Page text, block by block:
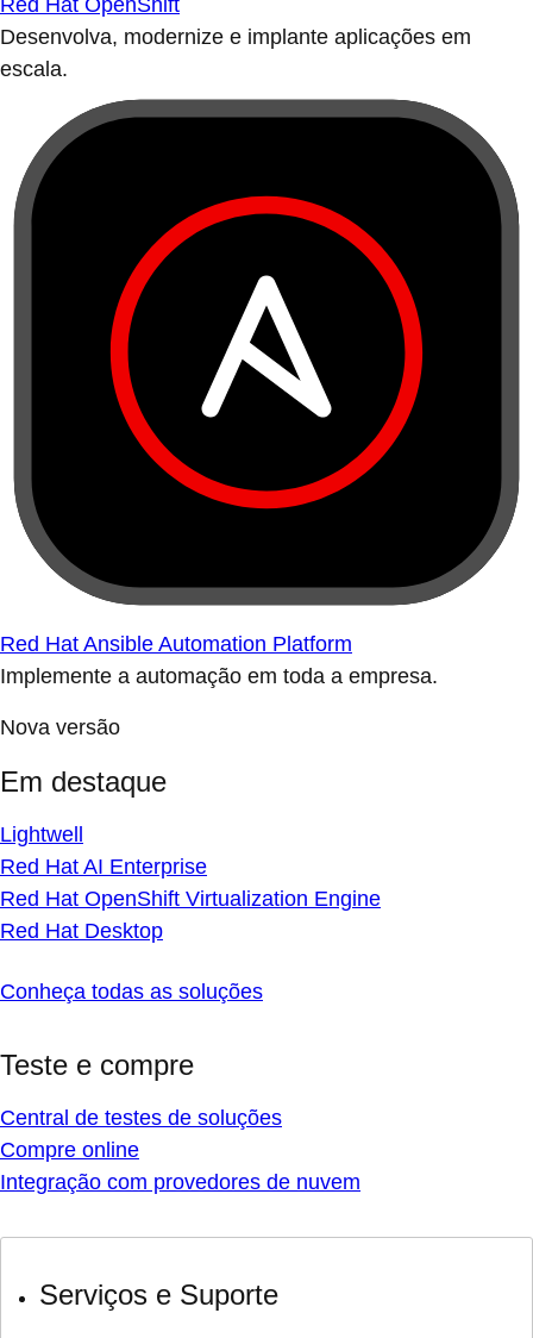
Red Hat OpenShift
Desenvolva, modernize e implante aplicações em
escala.
Red Hat Ansible Automation Platform
Implemente a automação em toda a empresa.
Nova versão
Em destaque
Lightwell
Red Hat AI Enterprise
Red Hat OpenShift Virtualization Engine
Red Hat Desktop
Conheça todas as soluções
Teste e compre
Central de testes de soluções
Compre online
Integração com provedores de nuvem
Serviços e Suporte